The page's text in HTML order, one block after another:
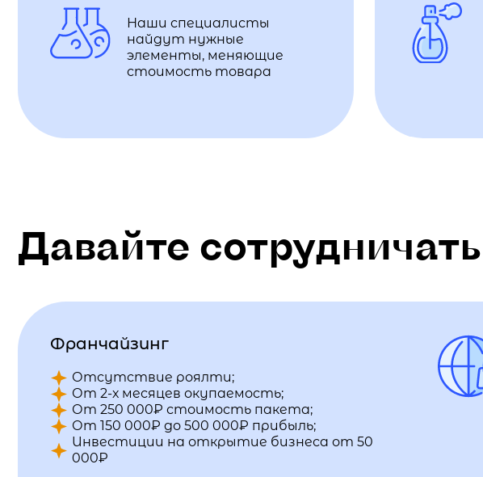
Наши специалисты
найдут нужные
элементы, меняющие
стоимость товара
Давайте сотрудничать
Франчайзинг
Отсутствие роялти;
От 2-х месяцев окупаемость;
От 250 000₽ стоимость пакета;
От 150 000₽ до 500 000₽ прибыль;
Инвестиции на открытие бизнеса от 50
000₽